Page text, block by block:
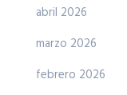
abril 2026
marzo 2026
febrero 2026